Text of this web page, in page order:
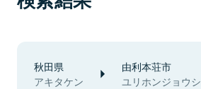
秋田県
アキタケン
由利本荘市
ユリホンジョウシ